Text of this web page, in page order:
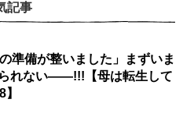
記事
準備が整いました」まずいま
れない――!!!【母は転生して